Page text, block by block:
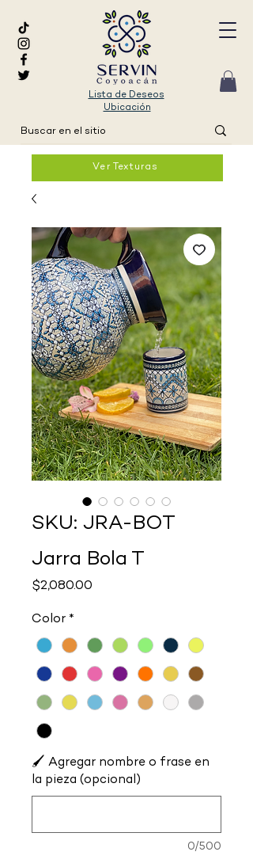
Lista de Deseos
Ubicación
Ver Texturas
SKU: JRA-BOT
Jarra Bola T
$2,080.00
Color *
🖌️ Agregar nombre o frase en
la pieza (opcional)
0/500